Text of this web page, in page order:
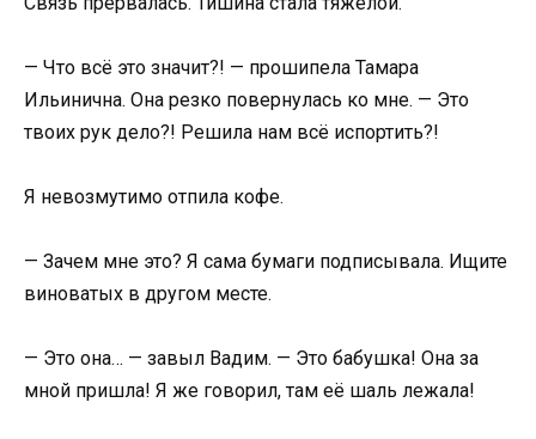
— Что всё это значит?! — прошипела Тамара
Ильинична. Она резко повернулась ко мне. — Это
твоих рук дело?! Решила нам всё испортить?!
Я невозмутимо отпила кофе.
— Зачем мне это? Я сама бумаги подписывала. Ищите
виноватых в другом месте.
— Это она… — завыл Вадим. — Это бабушка! Она за
мной пришла! Я же говорил, там её шаль лежала!